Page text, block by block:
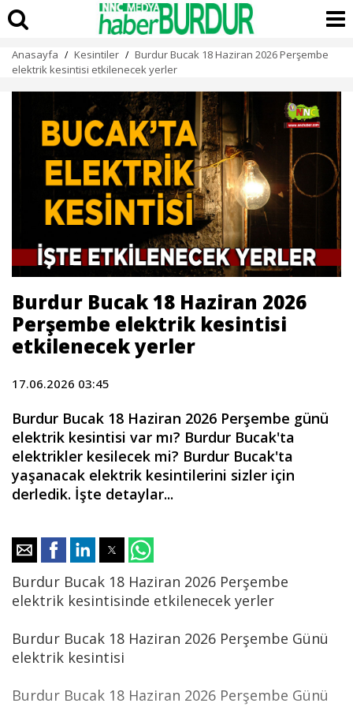
Anasayfa / Kesintiler / Burdur Bucak 18 Haziran 2026 Perşembe
elektrik kesintisi etkilenecek yerler
Burdur Bucak 18 Haziran 2026
Perşembe elektrik kesintisi
etkilenecek yerler
17.06.2026 03:45
Burdur Bucak 18 Haziran 2026 Perşembe günü
elektrik kesintisi var mı? Burdur Bucak'ta
elektrikler kesilecek mi? Burdur Bucak'ta
yaşanacak elektrik kesintilerini sizler için
derledik. İşte detaylar...
Burdur Bucak 18 Haziran 2026 Perşembe
elektrik kesintisinde etkilenecek yerler
Burdur Bucak 18 Haziran 2026 Perşembe Günü
elektrik kesintisi
Burdur Bucak 18 Haziran 2026 Perşembe Günü